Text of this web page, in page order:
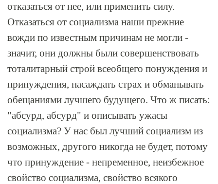
отказаться от нее, или применить силу.
Отказаться от социализма наши прежние
вожди по известным причинам не могли -
значит, они должны были совершенствовать
тоталитарный строй всеобщего понуждения и
принуждения, насаждать страх и обманывать
обещаниями лучшего будущего. Что ж писать:
"абсурд, абсурд" и описывать ужасы
социализма? У нас был лучший социализм из
возможных, другого никогда не будет, потому
что принуждение - непременное, неизбежное
свойство социализма, свойство всякого